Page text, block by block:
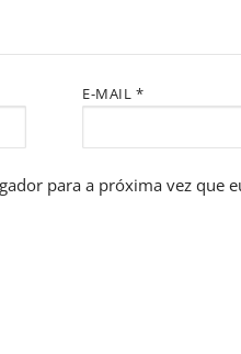
E-MAIL *
para a próxima vez que